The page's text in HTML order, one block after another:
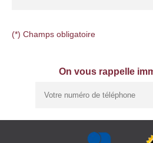
(*) Champs obligatoire
On vous rappelle